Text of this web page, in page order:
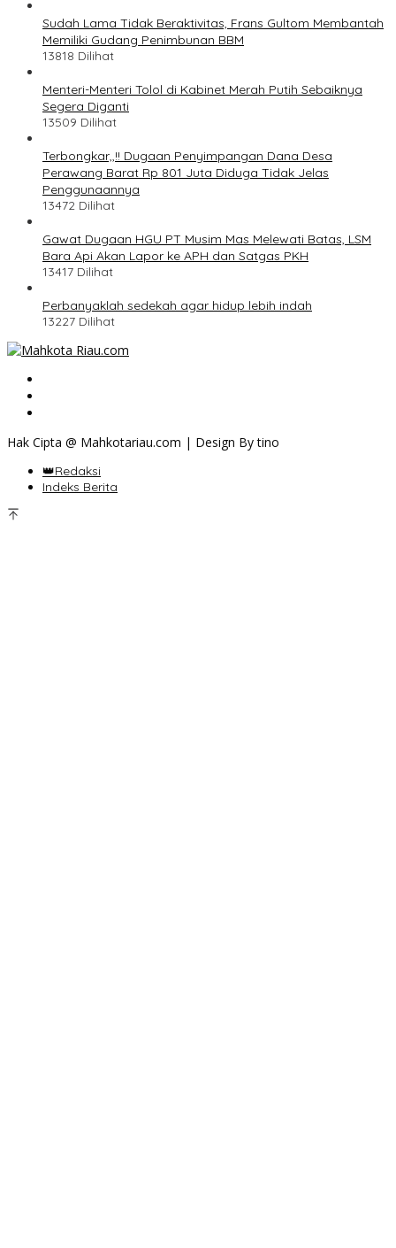
Sudah Lama Tidak Beraktivitas, Frans Gultom Membantah
Memiliki Gudang Penimbunan BBM
13818 Dilihat
Menteri-Menteri Tolol di Kabinet Merah Putih Sebaiknya
Segera Diganti
13509 Dilihat
Terbongkar,,!! Dugaan Penyimpangan Dana Desa
Perawang Barat Rp 801 Juta Diduga Tidak Jelas
Penggunaannya
13472 Dilihat
Gawat Dugaan HGU PT Musim Mas Melewati Batas, LSM
Bara Api Akan Lapor ke APH dan Satgas PKH
13417 Dilihat
Perbanyaklah sedekah agar hidup lebih indah
13227 Dilihat
Hak Cipta @ Mahkotariau.com | Design By tino
👑Redaksi
Indeks Berita